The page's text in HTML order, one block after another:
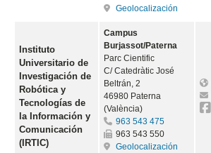
Geolocalización
Instituto
Universitario de
Investigación de
Robótica y
Tecnologías de
la Información y
Comunicación
(IRTIC)
Campus
Burjassot/Paterna
Parc Cientific
C/ Catedràtic José
Beltrán, 2
46980 Paterna
(València)
963 543 475
963 543 550
Geolocalización